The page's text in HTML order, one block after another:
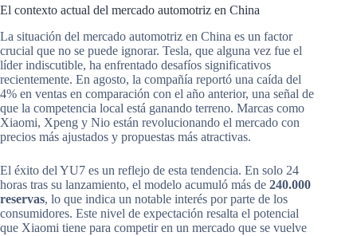
El contexto actual del mercado automotriz en China
La situación del mercado automotriz en China es un factor
crucial que no se puede ignorar. Tesla, que alguna vez fue el
líder indiscutible, ha enfrentado desafíos significativos
recientemente. En agosto, la compañía reportó una caída del
4% en ventas en comparación con el año anterior, una señal de
que la competencia local está ganando terreno. Marcas como
Xiaomi, Xpeng y Nio están revolucionando el mercado con
precios más ajustados y propuestas más atractivas.
El éxito del YU7 es un reflejo de esta tendencia. En solo 24
horas tras su lanzamiento, el modelo acumuló más de 240.000
reservas, lo que indica un notable interés por parte de los
consumidores. Este nivel de expectación resalta el potencial
que Xiaomi tiene para competir en un mercado que se vuelve